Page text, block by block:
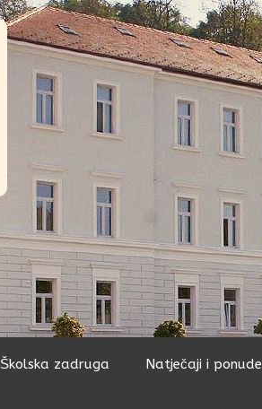
Školska zadruga Natječaji i ponude